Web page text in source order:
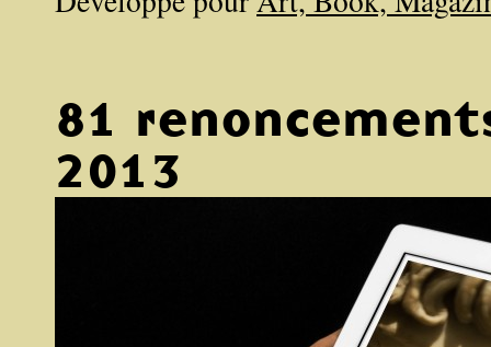
81
2013